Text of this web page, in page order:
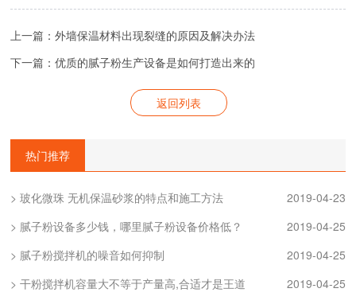
上一篇：外墙保温材料出现裂缝的原因及解决办法
下一篇：优质的腻子粉生产设备是如何打造出来的
返回列表
热门推荐
> 玻化微珠 无机保温砂浆的特点和施工方法
2019-04-23
> 腻子粉设备多少钱，哪里腻子粉设备价格低？
2019-04-25
> 腻子粉搅拌机的噪音如何抑制
2019-04-25
> 干粉搅拌机容量大不等于产量高,合适才是王道
2019-04-25